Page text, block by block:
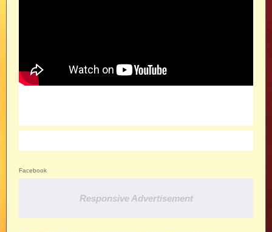
Facebook
Responsive Advertisement